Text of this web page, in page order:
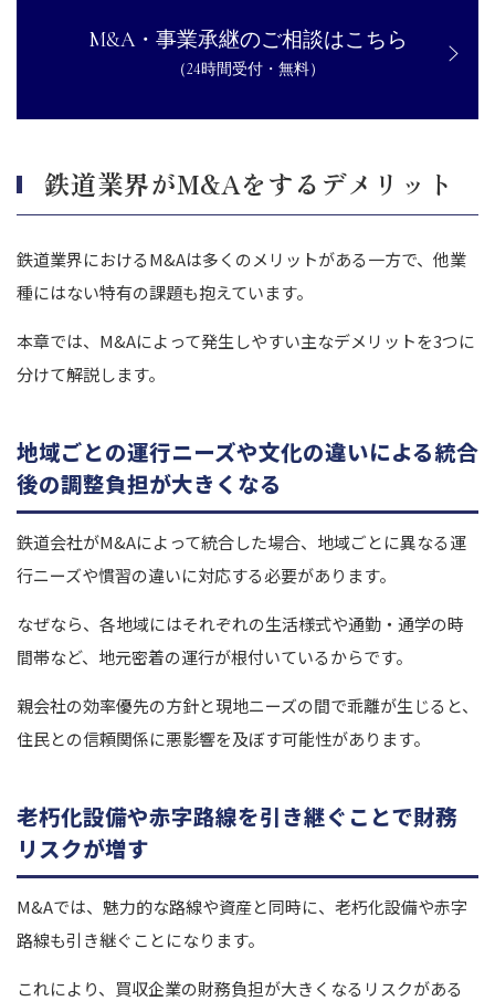
M&A・事業承継のご相談はこちら
（24時間受付・無料）
鉄道業界がM&Aをするデメリット
鉄道業界におけるM&Aは多くのメリットがある一方で、他業
種にはない特有の課題も抱えています。
本章では、M&Aによって発生しやすい主なデメリットを3つに
分けて解説します。
地域ごとの運行ニーズや文化の違いによる統合
後の調整負担が大きくなる
鉄道会社がM&Aによって統合した場合、地域ごとに異なる運
行ニーズや慣習の違いに対応する必要があります。
なぜなら、各地域にはそれぞれの生活様式や通勤・通学の時
間帯など、地元密着の運行が根付いているからです。
親会社の効率優先の方針と現地ニーズの間で乖離が生じると、
住民との信頼関係に悪影響を及ぼす可能性があります。
老朽化設備や赤字路線を引き継ぐことで財務
リスクが増す
M&Aでは、魅力的な路線や資産と同時に、老朽化設備や赤字
路線も引き継ぐことになります。
これにより、買収企業の財務負担が大きくなるリスクがある